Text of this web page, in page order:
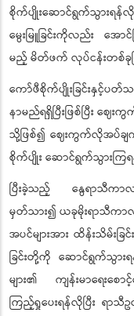
စိုက်ပျိုးဆောင်ရွက်သွားရန်
မွေးမြူခြင်းကိုလည်း အော
မည့် မိတ်ဖက် လုပ်ငန်းတစ်ခုဖြ
ကော်ဖီစိုက်ပျိုးခြင်းနှ
နာမည်ရရှိပြီးဖြစ်ပြီး ဈေ
သို့ဖြစ်၍ ဈေးကွက်လိုအပ်ချ
စိုက်ပျိုး ဆောင်ရွက်သွားကြရ
ပြီးခဲ့သည့် နွေရာသီကာလ
မှတ်သား၍ ယခုမိုးရာသီကာလအ
အပင်များအား ထိန်းသိမ်းခ
ခြင်းတို့ကို ဆောင်ရွက်သွား
များ၏ ကျန်းမာရေးစ
ကြည့်ရှုပေးရန်လိုပြီး ရ